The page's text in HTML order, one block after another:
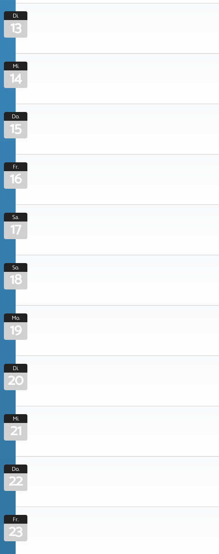
Di.
13
Mi.
14
Do.
15
Fr.
16
Sa.
17
So.
18
Mo.
19
Di.
20
Mi.
21
Do.
22
Fr.
23